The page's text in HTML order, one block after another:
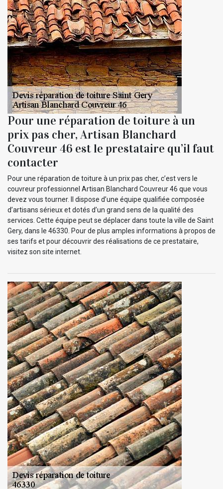
Pour une réparation de toiture à un
prix pas cher, Artisan Blanchard
Couvreur 46 est le prestataire qu’il faut
contacter
Pour une réparation de toiture à un prix pas cher, c’est vers le
couvreur professionnel Artisan Blanchard Couvreur 46 que vous
devez vous tourner. Il dispose d’une équipe qualifiée composée
d’artisans sérieux et dotés d’un grand sens de la qualité des
services. Cette équipe peut se déplacer dans toute la ville de Saint
Gery, dans le 46330. Pour de plus amples informations à propos de
ses tarifs et pour découvrir des réalisations de ce prestataire,
visitez son site internet.